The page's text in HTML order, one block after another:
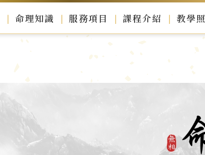
命理知識 服務項目 課程介紹 教學